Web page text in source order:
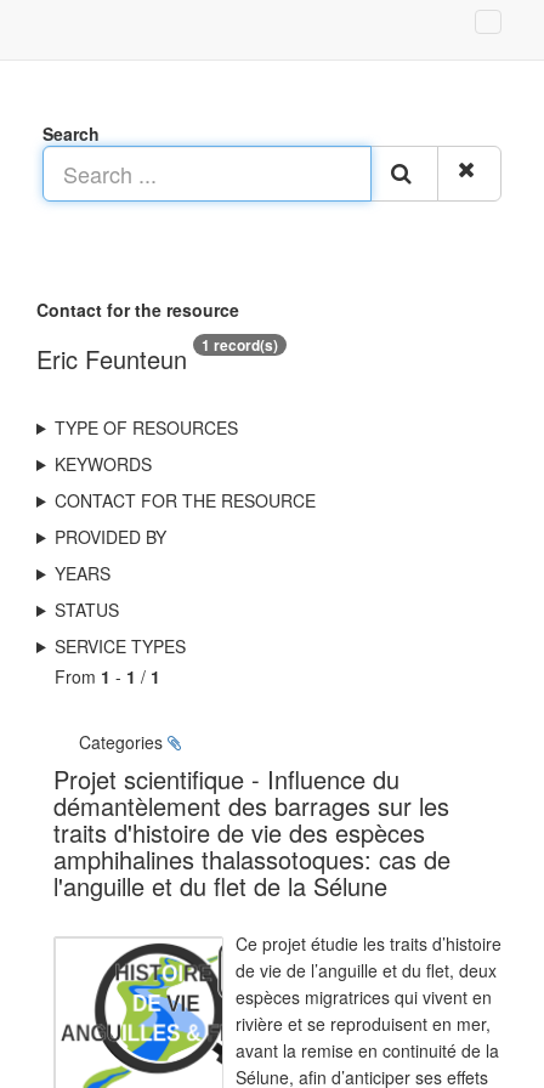
Search
Contact for the resource
Eric Feunteun 1 record(s)
TYPE OF RESOURCES
KEYWORDS
CONTACT FOR THE RESOURCE
PROVIDED BY
YEARS
STATUS
SERVICE TYPES
From 1 - 1 / 1
Categories
Projet scientifique - Influence du
démantèlement des barrages sur les
traits d'histoire de vie des espèces
amphihalines thalassotoques: cas de
l'anguille et du flet de la Sélune
Ce projet étudie les traits d’histoire
de vie de l’anguille et du flet, deux
espèces migratrices qui vivent en
rivière et se reproduisent en mer,
avant la remise en continuité de la
Sélune, afin d’anticiper ses effets